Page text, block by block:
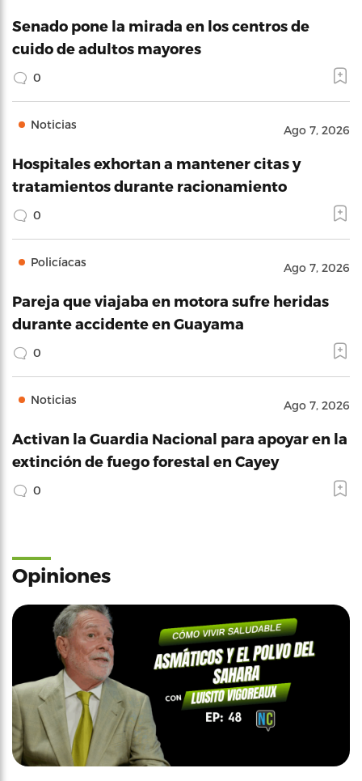
Senado pone la mirada en los centros de
cuido de adultos mayores
0
Noticias Ago 7, 2026
Hospitales exhortan a mantener citas y
tratamientos durante racionamiento
0
Policíacas Ago 7, 2026
Pareja que viajaba en motora sufre heridas
durante accidente en Guayama
0
Noticias Ago 7, 2026
Activan la Guardia Nacional para apoyar en la
extinción de fuego forestal en Cayey
0
Opiniones